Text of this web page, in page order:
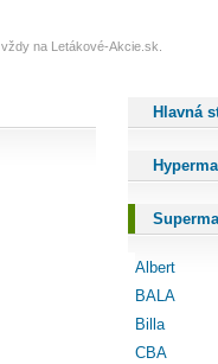
na Letákové-Akcie.sk.
Hlavná
Albert
BALA
Billa
CBA